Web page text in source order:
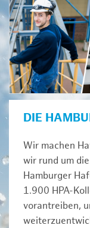
DIE
Wir machen
wir rund um
Hamburger
1.900 HPA-
vorantreiben,